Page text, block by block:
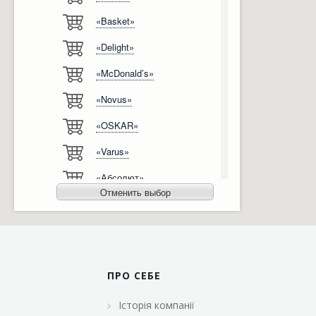
Відгуки
Ліцензії, сертифікати, дипломи
Автоматизація
Сервіс
«Basket»
«Delight»
«McDonald’s»
«Novus»
«OSKAR»
«Varus»
«Абсолют»
«Агро-Овен»
«Бімаркет»
«Брусничка»
Отменить выбор
ПРО СЕБЕ
Історія компанії